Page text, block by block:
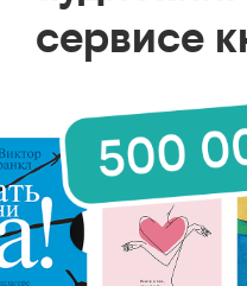
сервисе